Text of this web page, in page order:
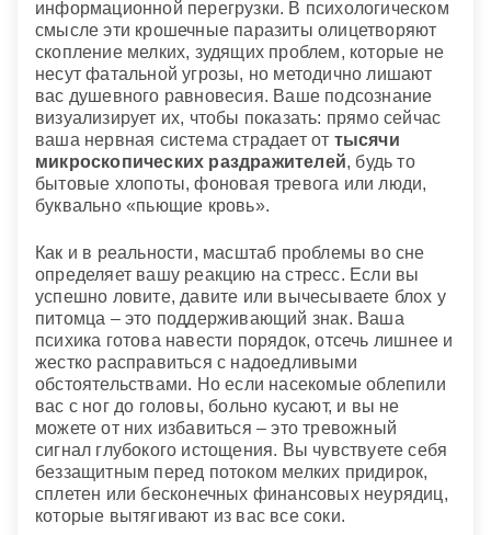
информационной перегрузки. В психологическом
смысле эти крошечные паразиты олицетворяют
скопление мелких, зудящих проблем, которые не
несут фатальной угрозы, но методично лишают
вас душевного равновесия. Ваше подсознание
визуализирует их, чтобы показать: прямо сейчас
ваша нервная система страдает от тысячи
микроскопических раздражителей, будь то
бытовые хлопоты, фоновая тревога или люди,
буквально «пьющие кровь».
Как и в реальности, масштаб проблемы во сне
определяет вашу реакцию на стресс. Если вы
успешно ловите, давите или вычесываете блох у
питомца – это поддерживающий знак. Ваша
психика готова навести порядок, отсечь лишнее и
жестко расправиться с надоедливыми
обстоятельствами. Но если насекомые облепили
вас с ног до головы, больно кусают, и вы не
можете от них избавиться – это тревожный
сигнал глубокого истощения. Вы чувствуете себя
беззащитным перед потоком мелких придирок,
сплетен или бесконечных финансовых неурядиц,
которые вытягивают из вас все соки.